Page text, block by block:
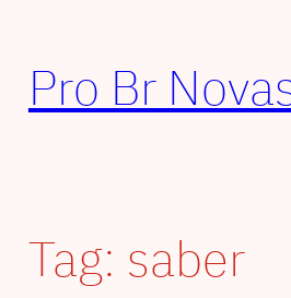
conteúdo
Pro Br
Tag: saber